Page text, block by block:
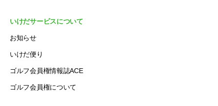
いけだサービスについて
お知らせ
いけだ便り
ゴルフ会員権情報誌ACE
ゴルフ会員権について